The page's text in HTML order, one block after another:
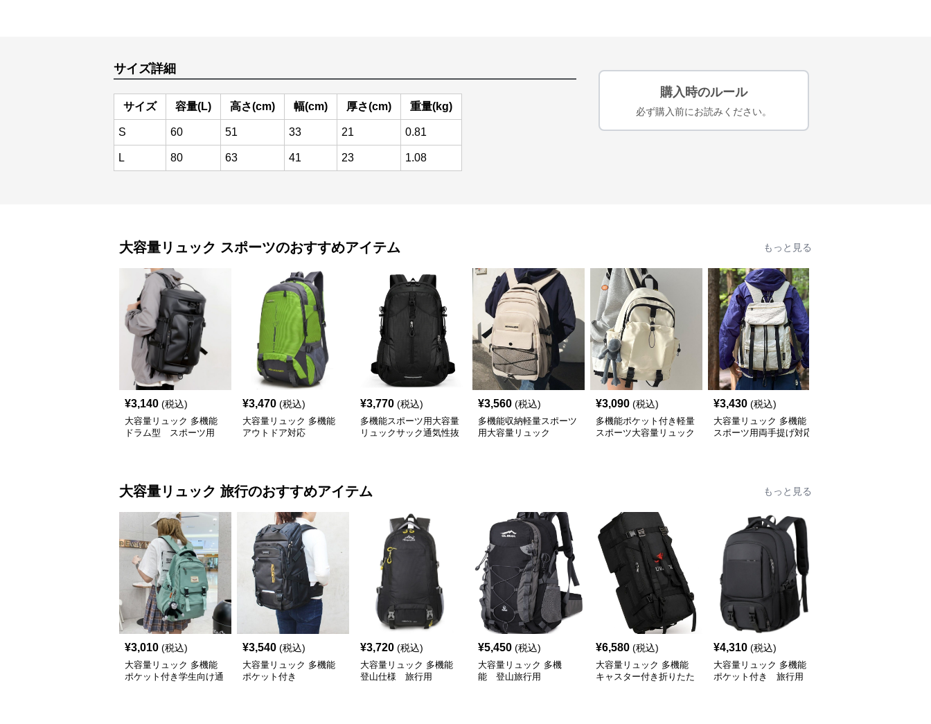
サイズ詳細
サイズ 容量(L) 高さ(cm) 幅(cm) 厚さ(cm) 重量(kg)
S 60 51 33 21 0.81
L 80 63 41 23 1.08
購入時のルール
必ず購入前にお読みください。
大容量リュック スポーツのおすすめアイテム もっと見る
¥3,140 (税込)
大容量リュック 多機能
ドラム型 スポーツ用
¥3,470 (税込)
大容量リュック 多機能
アウトドア対応
¥3,770 (税込)
多機能スポーツ用大容量
リュックサック通気性抜
¥3,560 (税込)
多機能収納軽量スポーツ
用大容量リュック
¥3,090 (税込)
多機能ポケット付き軽量
スポーツ大容量リュック
¥3,430 (税込)
大容量リュック 多機能
スポーツ用両手提げ対応
大容量リュック 旅行のおすすめアイテム もっと見る
¥3,010 (税込)
大容量リュック 多機能
ポケット付き学生向け通
¥3,540 (税込)
大容量リュック 多機能
ポケット付き
¥3,720 (税込)
大容量リュック 多機能
登山仕様 旅行用
¥5,450 (税込)
大容量リュック 多機
能 登山旅行用
¥6,580 (税込)
大容量リュック 多機能
キャスター付き折りたた
¥4,310 (税込)
大容量リュック 多機能
ポケット付き 旅行用